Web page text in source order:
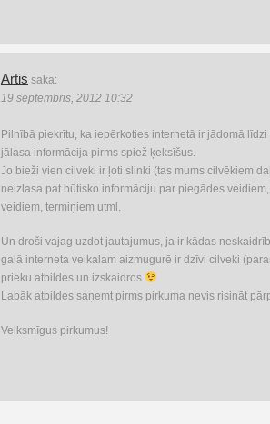
Artis saka:
19 septembris, 2012 10:32
Pilnībā piekrītu, ka iepērkoties internetā ir jādomā līdzi
jālasa informācija pirms spiež ķeksīšus.
Jo bieži vien cilveki ir ļoti slinki (tas mums cilvēkiem
neizlasa pat būtisko informāciju par piegādes
veidiem, termiņiem utml.
Un droši vajag uzdot jautajumus, ja ir kādas
galā interneta veikalam aizmugurē ir dzīvi cilveki
prieku atbildes un izskaidros
Labāk atbildes saņemt pirms pirkuma nevis risināt
Veiksmīgus pirkumus!